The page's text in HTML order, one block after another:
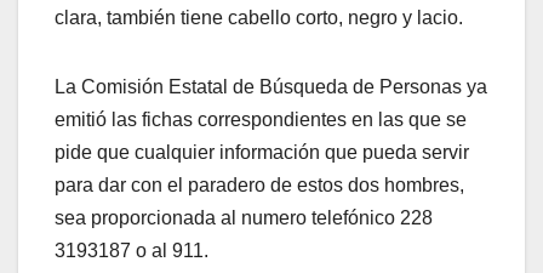
clara, también tiene cabello corto, negro y lacio.
La Comisión Estatal de Búsqueda de Personas ya
emitió las fichas correspondientes en las que se
pide que cualquier información que pueda servir
para dar con el paradero de estos dos hombres,
sea proporcionada al numero telefónico 228
3193187 o al 911.